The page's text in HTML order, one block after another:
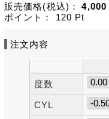
販売価格(税込)： 4,000
ポイント： 120 Pt
注文内容
度数
CYL